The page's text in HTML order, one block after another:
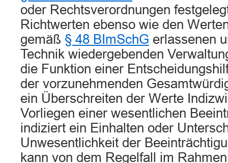
oder Rechtsverordnungen
Richtwerten ebenso wie den
gemäß § 48 BImSchG erlassenen
Technik wiedergebenden
die Funktion einer
der vorzunehmenden
ein Überschreiten der Werte
Vorliegen einer wesentlichen
indiziert ein Einhalten oder
Unwesentlichkeit der
kann von dem Regelfall im